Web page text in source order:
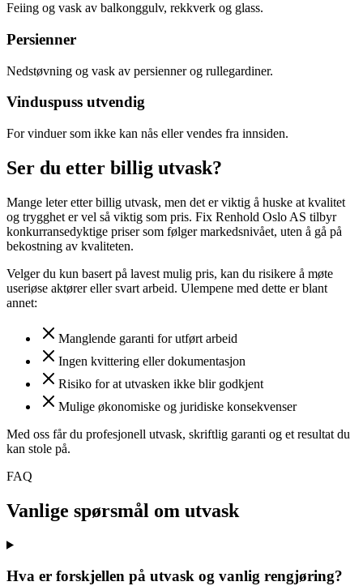
Feiing og vask av balkonggulv, rekkverk og glass.
Persienner
Nedstøvning og vask av persienner og rullegardiner.
Vinduspuss utvendig
For vinduer som ikke kan nås eller vendes fra innsiden.
Ser du etter billig utvask?
Mange leter etter billig utvask, men det er viktig å huske at kvalitet
og trygghet er vel så viktig som pris. Fix Renhold Oslo AS tilbyr
konkurransedyktige priser som følger markedsnivået, uten å gå på
bekostning av kvaliteten.
Velger du kun basert på lavest mulig pris, kan du risikere å møte
useriøse aktører eller svart arbeid. Ulempene med dette er blant
annet:
Manglende garanti for utført arbeid
Ingen kvittering eller dokumentasjon
Risiko for at utvasken ikke blir godkjent
Mulige økonomiske og juridiske konsekvenser
Med oss får du profesjonell utvask, skriftlig garanti og et resultat du
kan stole på.
FAQ
Vanlige spørsmål om utvask
Hva er forskjellen på utvask og vanlig rengjøring?